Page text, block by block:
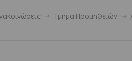
Τμήμα Προμηθειών